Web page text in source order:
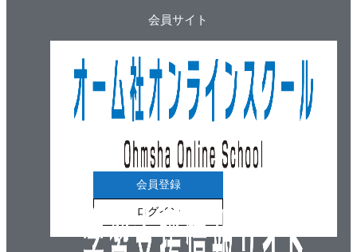
会員サイト
会員登録
ログイン